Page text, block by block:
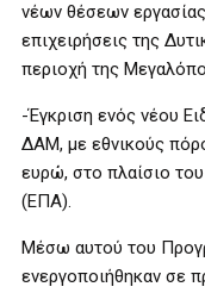
νέων θέσεων
επιχειρήσεις της
περιοχή της
-Έγκριση ενός νέου
ΔΑΜ, με εθνικούς
ευρώ, στο πλαίσιο
(ΕΠΑ).
Μέσω αυτού του
ενεργοποιήθηκαν σε